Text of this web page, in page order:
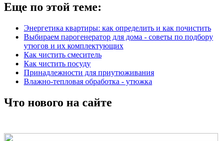
Еще по этой теме:
Энергетика квартиры: как определить и как почистить
Выбираем парогенератор для дома - советы по подбору
утюгов и их комплектующих
Как чистить смеситель
Как чистить посуду
Принадлежности для приутюживания
Влажно-тепловая обработка - утюжка
Что нового на сайте